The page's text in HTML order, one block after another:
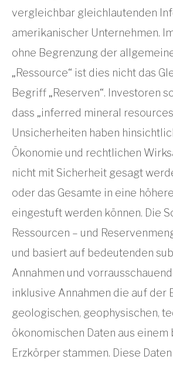
vergleichbar gleichlautenden
amerikanischer Unternehmen.
ohne Begrenzung der
„Ressource“ ist dies nicht das
Begriff „Reserven“. Investoren
dass „inferred mineral
Unsicherheiten haben
Ökonomie und rechtlichen
nicht mit Sicherheit gesagt
oder das Gesamte in eine
eingestuft werden können. Die
Ressourcen – und
und basiert auf bedeutenden
Annahmen und
inklusive Annahmen die auf der
geologischen, geophysischen,
ökonomischen Daten aus einem
Erzkörper stammen. Diese